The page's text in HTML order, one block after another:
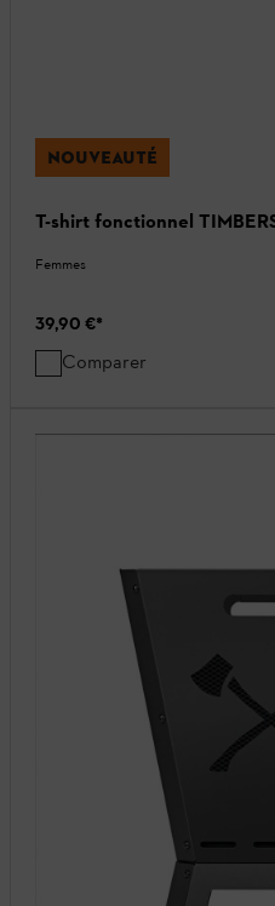
NOUVEAUTÉ
T-shirt fonctionnel
Femmes
39,90 €*
Comparer